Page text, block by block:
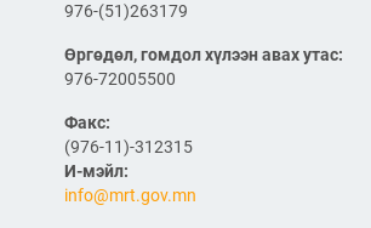
ЗАМ, ТЭЭВРИЙН САЙД
УЛСЫН ЭЛЧИН САЙДТАЙ
НИСЭХ БУУДЛЫН
ӨРГӨТГӨЛИЙН ТӨСЛИЙН
ТАЛААР САНАЛ СОЛИЛЦЛОО
2026/06/29
976-(51)263179
Өргөдөл, гомдол хүлээн авах утас:
976-72005500
Факс:
(976-11)-312315
И-мэйл:
info@mrt.gov.mn